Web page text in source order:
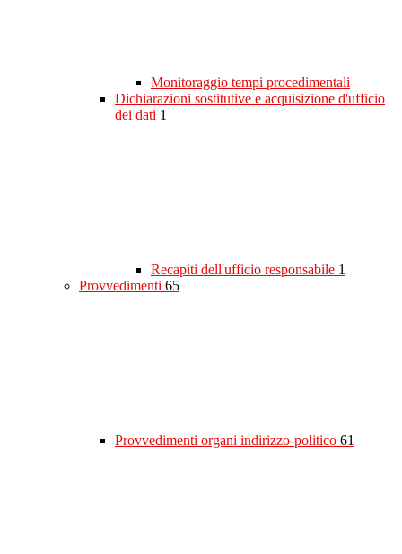
Monitoraggio tempi procedimentali
Dichiarazioni sostitutive e acquisizione d'ufficio
dei dati 1
Recapiti dell'ufficio responsabile 1
Provvedimenti 65
Provvedimenti organi indirizzo-politico 61